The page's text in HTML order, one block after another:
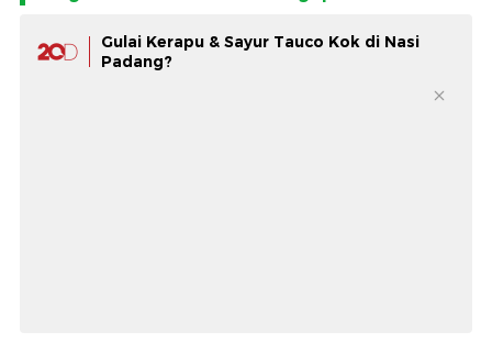
Gulai Kerapu & Sayur Tauco Kok di Nasi
Padang?